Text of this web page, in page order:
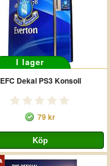
I lager
EFC Dekal PS3 Konsoll
79 kr